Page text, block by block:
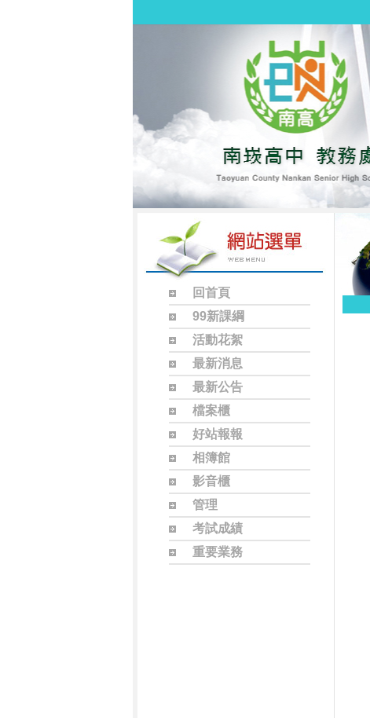
回首頁
99新課綱
活動花絮
最新消息
最新公告
檔案櫃
好站報報
相簿館
影音櫃
管理
考試成績
重要業務